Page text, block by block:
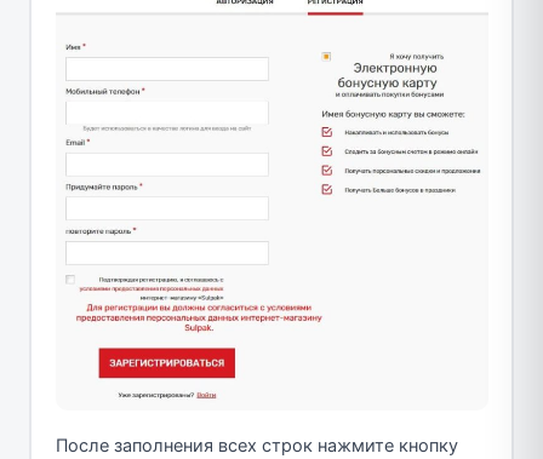
После заполнения всех строк нажмите кнопку